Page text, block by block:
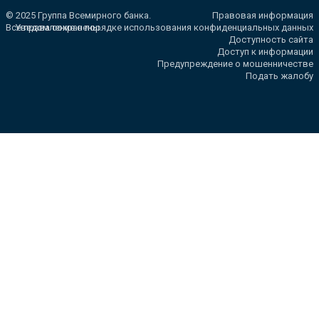
© 2025 Группа Всемирного банка.
Все права сохранены.
Правовая информация
Уведомление о порядке использования конфиденциальных данных
Доступность сайта
Доступ к информации
Предупреждение о мошенничестве
Подать жалобу